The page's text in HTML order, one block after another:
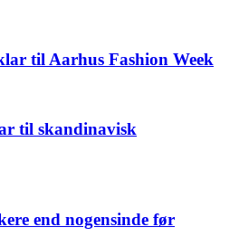
til Aarhus Fashion Week
til skandinavisk
end nogensinde før